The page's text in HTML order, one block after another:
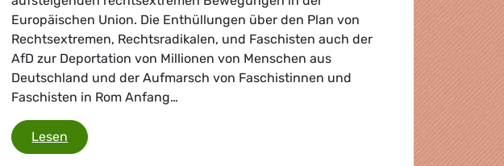
Europäischen Union. Die Enthüllungen über den Plan von
Rechtsextremen, Rechtsradikalen, und Faschisten auch der
AfD zur Deportation von Millionen von Menschen aus
Deutschland und der Aufmarsch von Faschistinnen und
Faschisten in Rom Anfang…
Lesen Deportationspläne der AfD sind Frontalangriff auf die Demokratie